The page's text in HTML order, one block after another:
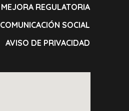
MEJORA REGULATORIA
COMUNICACIÓN SOCIAL
AVISO DE PRIVACIDAD